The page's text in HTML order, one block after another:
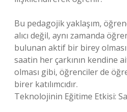
Bu pedagojik yaklaşım,
alıcı değil, aynı zamanda
bulunan aktif bir birey
saatin her çarkının kendine
olması gibi, öğrenciler de
birer katılımcıdır.
Teknolojinin Eğitime Etkisi: